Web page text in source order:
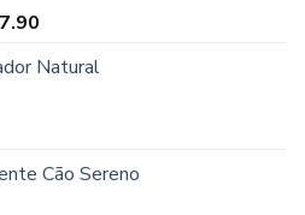
R$46.90.
O
atual
Natural
Cão Sereno